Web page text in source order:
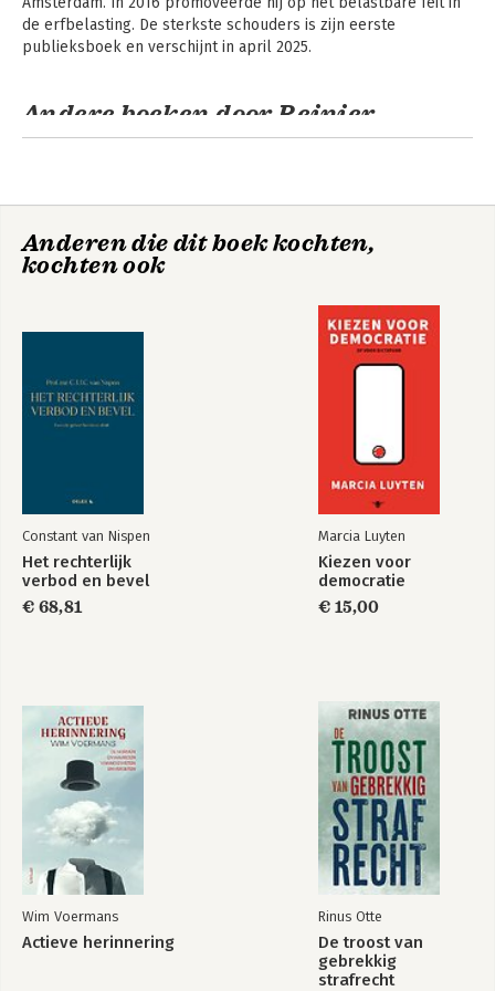
de erfbelasting. De sterkste schouders is zijn eerste
publieksboek en verschijnt in april 2025.
Andere boeken door Reinier
Kooiman
De sterkste
schouders
Bekijk alle boeken
Anderen die dit boek kochten,
kochten ook
Constant van Nispen
Het rechterlijk
verbod en bevel
€ 68,81
Marcia Luyten
Kiezen voor
democratie
€ 15,00
Wim Voermans
Actieve herinnering
Rinus Otte
De troost van
gebrekkig
strafrecht